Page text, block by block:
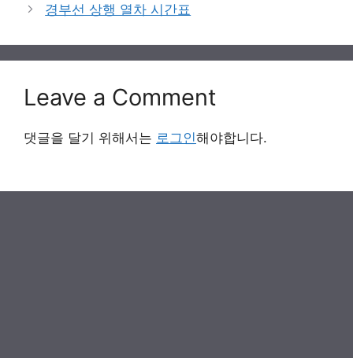
경부선 상행 열차 시간표
Leave a Comment
댓글을 달기 위해서는 로그인해야합니다.